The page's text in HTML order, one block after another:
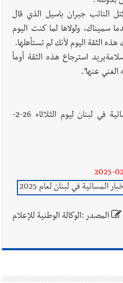
النائب جبران باسيل الذي قال
سميناك، ولولاها لما كنت اليوم
الثقة اليوم لأنك لم تستأهلها.
استرجاع هذه الثقة أومأ
الغني عنها".
مقدمات نشرات الأخبار المسائية في لبنان ليوم الثلاثاء 26-2-
2025-
في لبنان لعام 2025
المصدر :الوكالة الوطنية للإعلام